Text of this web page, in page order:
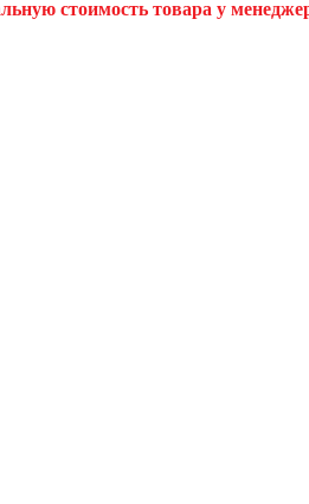
стоимость товара у